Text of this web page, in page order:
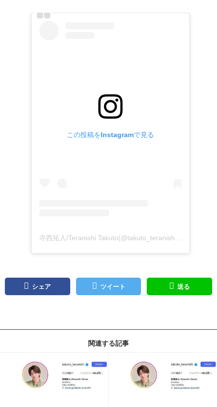
この投稿をInstagramで見る
寺西拓人/Teranishi Takuto(@takuto_teranishi)がシェアした投稿
シェア ツイート 送る
関連する記事